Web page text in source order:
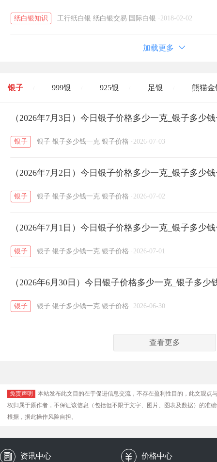
纸白银知识 工行纸白银 纸白银交易 国际白银 · 2018-02-02
加载更多
银子 999银 925银 足银 熊猫金
开国纪念币 大清银币 / 长城币 / 老
菜百 周生生 周大生
六福 / 金至尊 / 潮宏基 / 亚一金店
（2026年7月3日）今日银子价格多少一克_银子多少
银子 银子 银子多少钱一克 银子价格 · 2026-07-03
（2026年7月2日）今日银子价格多少一克_银子多少
银子 银子 银子多少钱一克 银子价格 · 2026-07-02
（2026年7月1日）今日银子价格多少一克_银子多少
银子 银子 银子多少钱一克 银子价格 · 2026-07-01
（2026年6月30日）今日银子价格多少一克_银子多少
银子 银子 银子多少钱一克 银子价格 · 2026-06-30
查看更多
免责声明
本站发布此文目的在于促进信息交流，不存在盈利性目的，此文观
权归属于原作者，不保证该信息（包括但不限于文字、图片、图表及数据）的准
根据，据此操作风险自担。
资讯中心 价格中心